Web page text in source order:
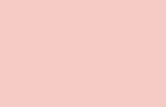
しんでみたいですか？もしそうな
あります。貴方がひと夏以上ビキ
ら良いのでしょうか？
。コンクリートや石（プールの縁